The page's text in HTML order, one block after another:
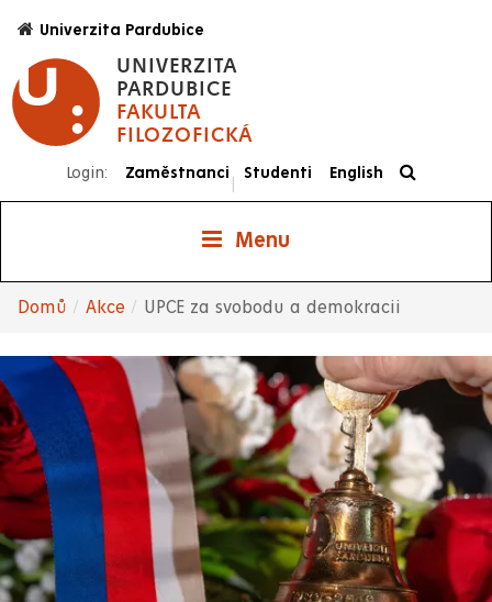
hlavnímu
obsahu
UNIVERZITA
PARDUBICE
FAKULTA
FILOZOFICKÁ
Univerzita Pardubice
Login: Zaměstnanci
|
Studenti English
Menu
navigace
Domů Akce UPCE za svobodu a demokracii